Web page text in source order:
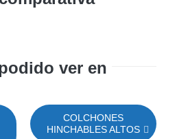
ver en
COLCHONES
HINCHABLES ALTOS